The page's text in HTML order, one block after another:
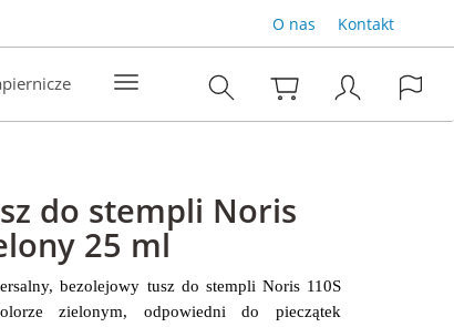
O nas Kontakt
do stempli Noris
25 ml
bezolejowy tusz do stempli Noris 110S
zielonym, odpowiedni do pieczątek